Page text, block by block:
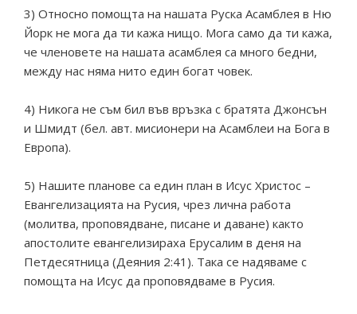
3) Относно помощта на нашата Руска Асамблея в Ню
Йорк не мога да ти кажа нищо. Мога само да ти кажа,
че членовете на нашата асамблея са много бедни,
между нас няма нито един богат човек.
4) Никога не съм бил във връзка с братята Джонсън
и Шмидт (бел. авт. мисионери на Асамблеи на Бога в
Европа).
5) Нашите планове са един план в Исус Христос –
Евангелизацията на Русия, чрез лична работа
(молитва, проповядване, писане и даване) както
апостолите евангелизираха Ерусалим в деня на
Петдесятница (Деяния 2:41). Така се надяваме с
помощта на Исус да проповядваме в Русия.